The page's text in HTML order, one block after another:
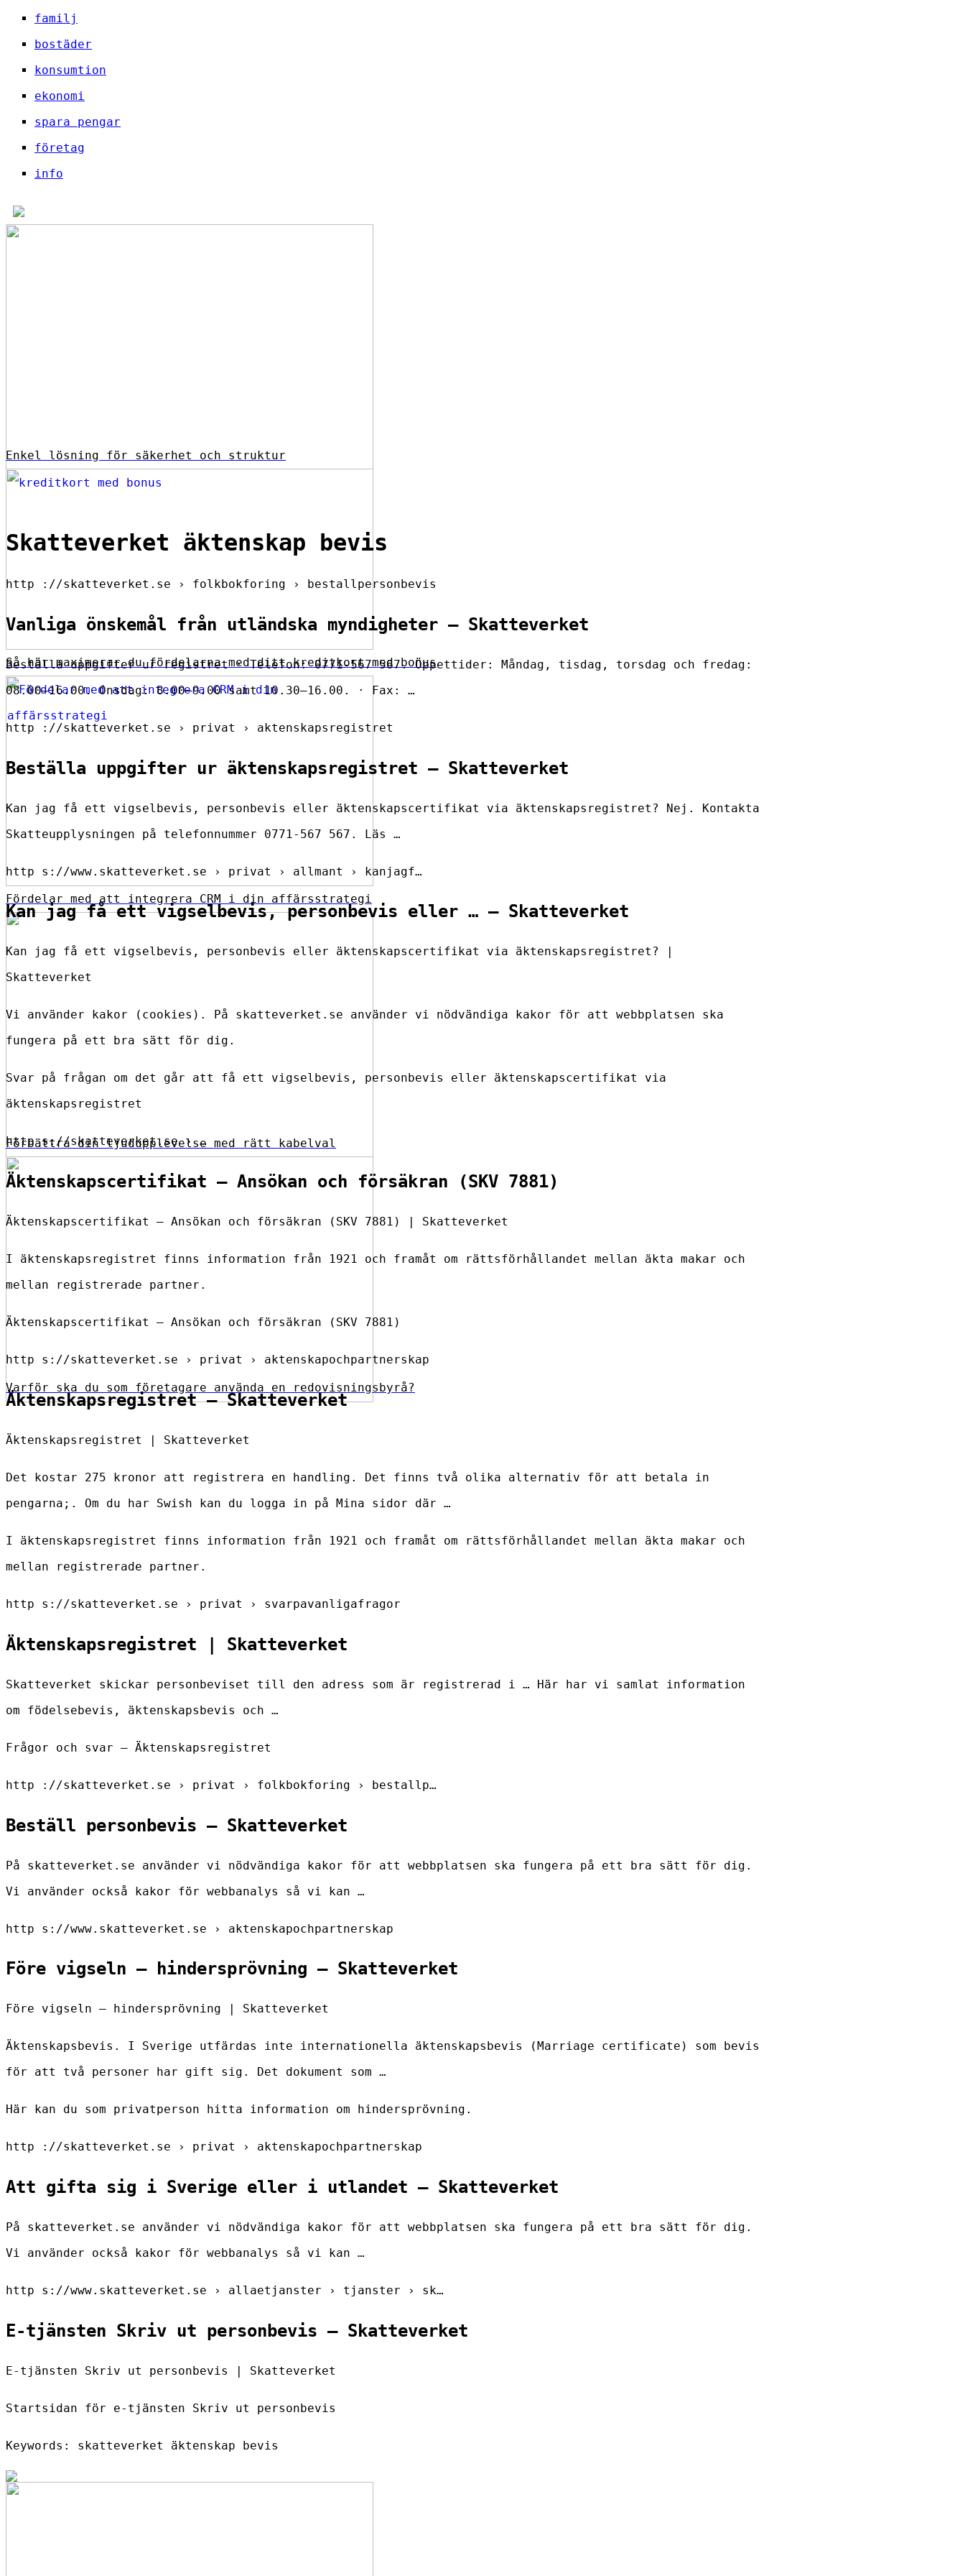
familj
bostäder
konsumtion
ekonomi
spara pengar
företag
info
Enkel lösning för säkerhet och struktur
Så här maximerar du fördelarna med ditt kreditkort med bonus
Fördelar med att integrera CRM i din affärsstrategi
Förbättra din ljudupplevelse med rätt kabelval
Varför ska du som företagare använda en redovisningsbyrå?
Skatteverket äktenskap bevis
http ://skatteverket.se › folkbokforing › bestallpersonbevis
Vanliga önskemål från utländska myndigheter – Skatteverket
Beställa uppgifter ur registret · Telefon: 0771-567 567. Öppettider: Måndag, tisdag, torsdag och fredag:
08.00–16.00. Onsdag: 8.00–9.00 samt 10.30–16.00. · Fax: …
http ://skatteverket.se › privat › aktenskapsregistret
Beställa uppgifter ur äktenskapsregistret – Skatteverket
Kan jag få ett vigselbevis, personbevis eller äktenskapscertifikat via äktenskapsregistret? Nej. Kontakta
Skatteupplysningen på telefonnummer 0771-567 567. Läs …
http s://www.skatteverket.se › privat › allmant › kanjagf…
Kan jag få ett vigselbevis, personbevis eller … – Skatteverket
Kan jag få ett vigselbevis, personbevis eller äktenskapscertifikat via äktenskapsregistret? |
Skatteverket
Vi använder kakor (cookies). På skatteverket.se använder vi nödvändiga kakor för att webbplatsen ska
fungera på ett bra sätt för dig.
Svar på frågan om det går att få ett vigselbevis, personbevis eller äktenskapscertifikat via
äktenskapsregistret
http s://skatteverket.se › …
Äktenskapscertifikat – Ansökan och försäkran (SKV 7881)
Äktenskapscertifikat – Ansökan och försäkran (SKV 7881) | Skatteverket
I äktenskapsregistret finns information från 1921 och framåt om rättsförhållandet mellan äkta makar och
mellan registrerade partner.
Äktenskapscertifikat – Ansökan och försäkran (SKV 7881)
http s://skatteverket.se › privat › aktenskapochpartnerskap
Äktenskapsregistret – Skatteverket
Äktenskapsregistret | Skatteverket
Det kostar 275 kronor att registrera en handling. Det finns två olika alternativ för att betala in
pengarna;. Om du har Swish kan du logga in på Mina sidor där …
I äktenskapsregistret finns information från 1921 och framåt om rättsförhållandet mellan äkta makar och
mellan registrerade partner.
http s://skatteverket.se › privat › svarpavanligafragor
Äktenskapsregistret | Skatteverket
Skatteverket skickar personbeviset till den adress som är registrerad i … Här har vi samlat information
om födelsebevis, äktenskapsbevis och …
Frågor och svar – Äktenskapsregistret
http ://skatteverket.se › privat › folkbokforing › bestallp…
Beställ personbevis – Skatteverket
På skatteverket.se använder vi nödvändiga kakor för att webbplatsen ska fungera på ett bra sätt för dig.
Vi använder också kakor för webbanalys så vi kan …
http s://www.skatteverket.se › aktenskapochpartnerskap
Före vigseln – hindersprövning – Skatteverket
Före vigseln – hindersprövning | Skatteverket
Äktenskapsbevis. I Sverige utfärdas inte internationella äktenskapsbevis (Marriage certificate) som bevis
för att två personer har gift sig. Det dokument som …
Här kan du som privatperson hitta information om hindersprövning.
http ://skatteverket.se › privat › aktenskapochpartnerskap
Att gifta sig i Sverige eller i utlandet – Skatteverket
På skatteverket.se använder vi nödvändiga kakor för att webbplatsen ska fungera på ett bra sätt för dig.
Vi använder också kakor för webbanalys så vi kan …
http s://www.skatteverket.se › allaetjanster › tjanster › sk…
E-tjänsten Skriv ut personbevis – Skatteverket
E-tjänsten Skriv ut personbevis | Skatteverket
Startsidan för e-tjänsten Skriv ut personbevis
Keywords: skatteverket äktenskap bevis